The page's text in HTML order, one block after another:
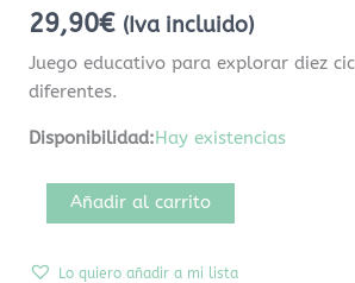
29,90€ (Iva incluido)
Juego educativo para explorar diez
diferentes.
Disponibilidad:Hay existencias
Añadir al carrito
Lo quiero añadir a mi lista